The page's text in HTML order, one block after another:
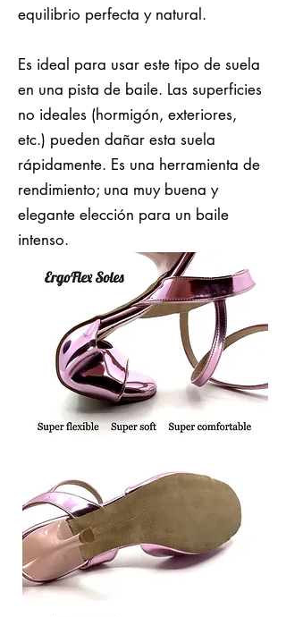
equilibrio perfecta y natural.
Es ideal para usar este tipo de suela
en una pista de baile. Las superficies
no ideales (hormigón, exteriores,
etc.) pueden dañar esta suela
rápidamente. Es una herramienta de
rendimiento; una muy buena y
elegante elección para un baile
intenso.